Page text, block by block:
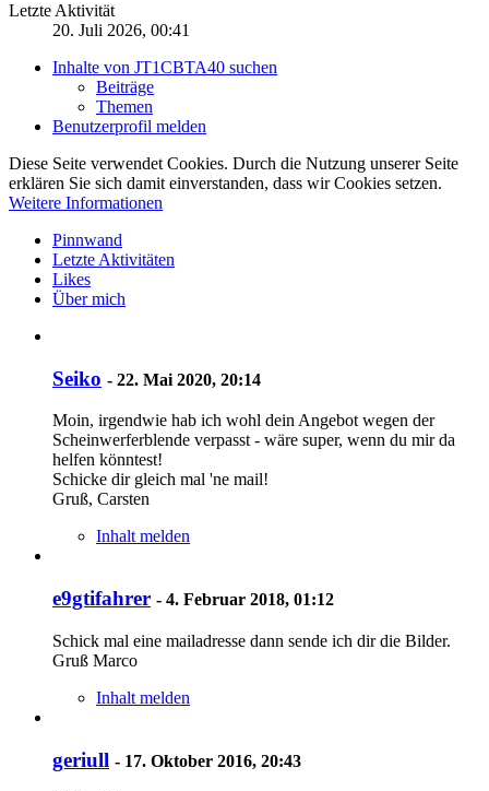
Letzte Aktivität
20. Juli 2026, 00:41
Inhalte von JT1CBTA40 suchen
Beiträge
Themen
Benutzerprofil melden
Diese Seite verwendet Cookies. Durch die Nutzung unserer Seite
erklären Sie sich damit einverstanden, dass wir Cookies setzen.
Weitere Informationen
Pinnwand
Letzte Aktivitäten
Likes
Über mich
Seiko - 22. Mai 2020, 20:14
Moin, irgendwie hab ich wohl dein Angebot wegen der
Scheinwerferblende verpasst - wäre super, wenn du mir da
helfen könntest!
Schicke dir gleich mal 'ne mail!
Gruß, Carsten
Inhalt melden
e9gtifahrer - 4. Februar 2018, 01:12
Schick mal eine mailadresse dann sende ich dir die Bilder.
Gruß Marco
Inhalt melden
geriull - 17. Oktober 2016, 20:43